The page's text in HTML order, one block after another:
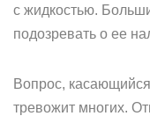
с жидкостью.
подозревать о ее
Вопрос,
тревожит многих.